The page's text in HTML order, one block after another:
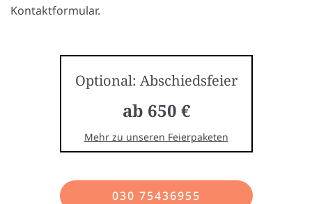
Kontaktformular.
Optional: Abschiedsfeier
ab 650 €
Mehr zu unseren Feierpaketen
030 75436955